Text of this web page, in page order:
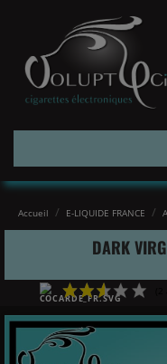
Accueil E-LIQUIDE FRANCE
DARK